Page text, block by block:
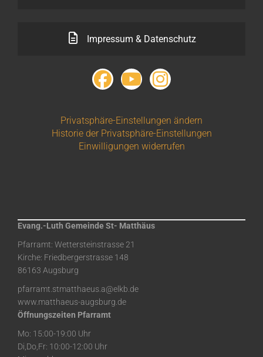
Impressum & Datenschutz
Privatsphäre-Einstellungen ändern
Historie der Privatsphäre-Einstellungen
Einwilligungen widerrufen
Evang.-Luth Gemeinde St- Matthäus
Pfarramt: Wettersteinstrasse 21
Kirche: Friedbergerstrasse 148
86163 Augsburg
pfarramt.stmatthaeus.a@elkb.de
www.matthaeus-augsburg.de
Öffnungszeiten Pfarramt
Mo: 15:00-19:00 Uhr
Di,Do,Fr: 10:00-12:00 Uhr